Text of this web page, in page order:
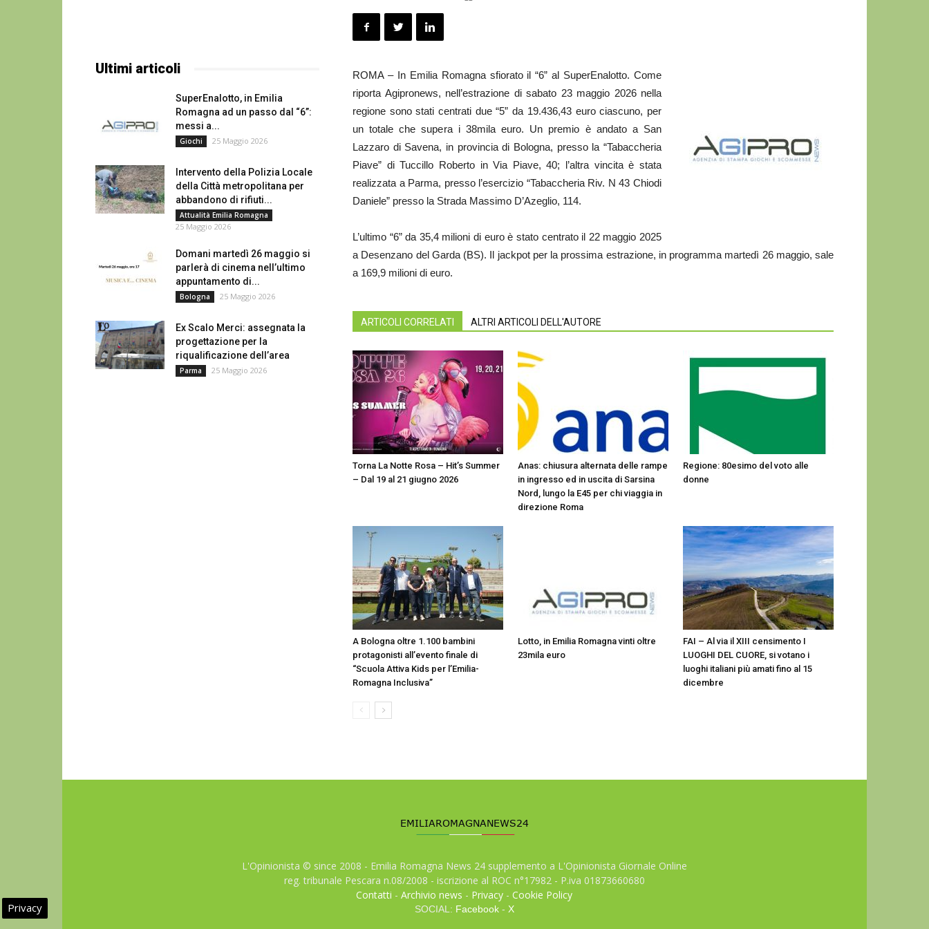
ROMA – In Emilia Romagna sfiorato il “6” al SuperEnalotto. Come
riporta Agipronews, nell’estrazione di sabato 23 maggio 2026 nella
regione sono stati centrati due “5” da 19.436,43 euro ciascuno, per
un totale che supera i 38mila euro. Un premio è andato a San
Lazzaro di Savena, in provincia di Bologna, presso la “Tabaccheria
Piave” di Tuccillo Roberto in Via Piave, 40; l’altra vincita è stata
realizzata a Parma, presso l’esercizio “Tabaccheria Riv. N 43 Chiodi
Daniele” presso la Strada Massimo D’Azeglio, 114.
L’ultimo “6” da 35,4 milioni di euro è stato centrato il 22 maggio 2025
a Desenzano del Garda (BS). Il jackpot per la prossima estrazione, in programma martedì 26 maggio, sale
a 169,9 milioni di euro.
ARTICOLI CORRELATI ALTRI ARTICOLI DELL'AUTORE
Torna La Notte Rosa – Hit’s Summer
– Dal 19 al 21 giugno 2026
Anas: chiusura alternata delle rampe
in ingresso ed in uscita di Sarsina
Nord, lungo la E45 per chi viaggia in
direzione Roma
Regione: 80esimo del voto alle
donne
A Bologna oltre 1.100 bambini
protagonisti all’evento finale di
“Scuola Attiva Kids per l’Emilia-
Romagna Inclusiva”
Lotto, in Emilia Romagna vinti oltre
23mila euro
FAI – Al via il XIII censimento I
LUOGHI DEL CUORE, si votano i
luoghi italiani più amati fino al 15
dicembre
Ultimi articoli
SuperEnalotto, in Emilia
Romagna ad un passo dal “6”:
messi a...
Giochi 25 Maggio 2026
Intervento della Polizia Locale
della Città metropolitana per
abbandono di rifiuti...
Attualità Emilia Romagna
25 Maggio 2026
Domani martedì 26 maggio si
parlerà di cinema nell’ultimo
appuntamento di...
Bologna 25 Maggio 2026
Ex Scalo Merci: assegnata la
progettazione per la
riqualificazione dell’area
Parma 25 Maggio 2026
L'Opinionista © since 2008 - Emilia Romagna News 24 supplemento a L'Opinionista Giornale Online
reg. tribunale Pescara n.08/2008 - iscrizione al ROC n°17982 - P.iva 01873660680
Contatti -Archivio news - Privacy -Cookie Policy
SOCIAL: Facebook- X
Privacy